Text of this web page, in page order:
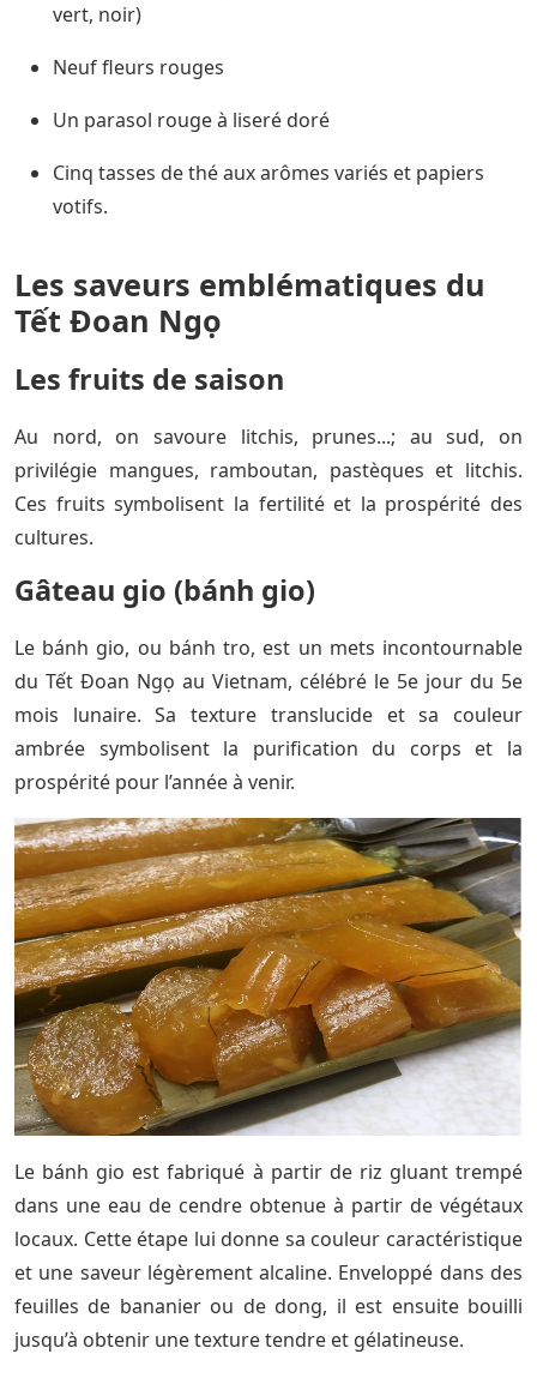
vert, noir)
Neuf fleurs rouges
Un parasol rouge à liseré doré
Cinq tasses de thé aux arômes variés et papiers
votifs.
Les saveurs emblématiques du
Tết Đoan Ngọ
Les fruits de saison
Au nord, on savoure litchis, prunes...; au sud, on
privilégie mangues, ramboutan, pastèques et litchis.
Ces fruits symbolisent la fertilité et la prospérité des
cultures.
Gâteau gio (bánh gio)
Le bánh gio, ou bánh tro, est un mets incontournable
du Tết Đoan Ngọ au Vietnam, célébré le 5e jour du 5e
mois lunaire. Sa texture translucide et sa couleur
ambrée symbolisent la purification du corps et la
prospérité pour l’année à venir.
Le bánh gio est fabriqué à partir de riz gluant trempé
dans une eau de cendre obtenue à partir de végétaux
locaux. Cette étape lui donne sa couleur caractéristique
et une saveur légèrement alcaline. Enveloppé dans des
feuilles de bananier ou de dong, il est ensuite bouilli
jusqu’à obtenir une texture tendre et gélatineuse.